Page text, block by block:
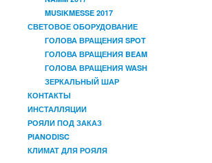
MUSIKMESSE 2017
СВЕТОВОЕ ОБОРУДОВАНИЕ
ГОЛОВА ВРАЩЕНИЯ SPOT
ГОЛОВА ВРАЩЕНИЯ BEAM
ГОЛОВА ВРАЩЕНИЯ WASH
ЗЕРКАЛЬНЫЙ ШАР
КОНТАКТЫ
ИНСТАЛЛЯЦИИ
РОЯЛИ ПОД ЗАКАЗ
PIANODISC
КЛИМАТ ДЛЯ РОЯЛЯ